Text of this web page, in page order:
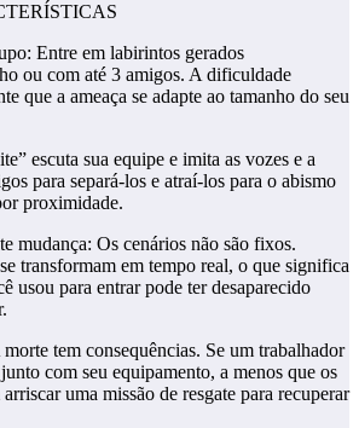
Entre em labirintos gerados
ou com até 3 amigos. A dificuldade
que a ameaça se adapte ao tamanho do seu
escuta sua equipe e imita as vozes e a
para separá-los e atraí-los para o abismo
proximidade.
mudança: Os cenários não são fixos.
transformam em tempo real, o que significa
usou para entrar pode ter desaparecido
tem consequências. Se um trabalhador
com seu equipamento, a menos que os
uma missão de resgate para recuperar